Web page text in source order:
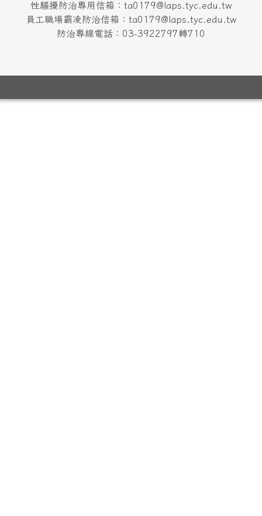
性騷擾防治專用信箱：ta0179@laps.tyc.edu.tw
員工職場霸凌防治信箱：ta0179@laps.tyc.edu.tw
防治專線電話：03-3922797轉710